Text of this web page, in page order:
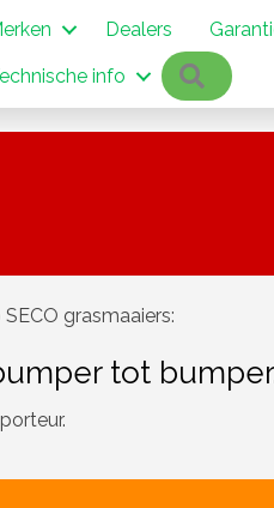
Dealers
info Zoeken
grasmaaiers:
tot